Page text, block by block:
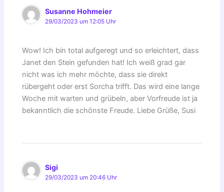
Susanne Hohmeier
29/03/2023 um 12:05 Uhr
Wow! Ich bin total aufgeregt und so erleichtert, dass
Janet den Stein gefunden hat! Ich weiß grad gar
nicht was ich mehr möchte, dass sie direkt
rübergeht oder erst Sorcha trifft. Das wird eine lange
Woche mit warten und grübeln, aber Vorfreude ist ja
bekanntlich die schönste Freude. Liebe Grüße, Susi
Sigi
29/03/2023 um 20:46 Uhr